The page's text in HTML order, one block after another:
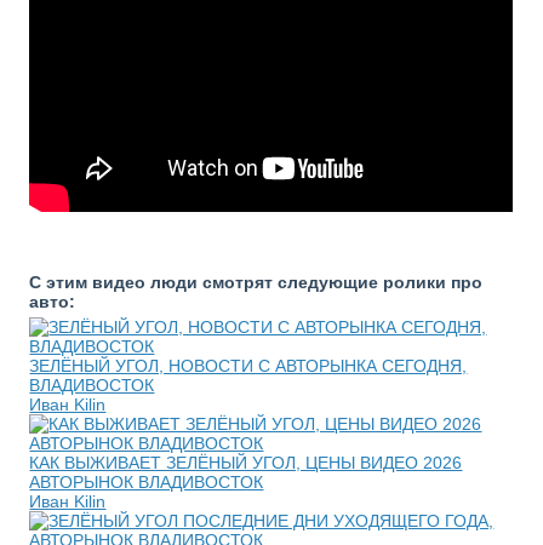
С этим видео люди смотрят следующие ролики про
авто:
ЗЕЛЁНЫЙ УГОЛ, НОВОСТИ С АВТОРЫНКА СЕГОДНЯ,
ВЛАДИВОСТОК
Иван Kilin
КАК ВЫЖИВАЕТ ЗЕЛЁНЫЙ УГОЛ, ЦЕНЫ ВИДЕО 2026
АВТОРЫНОК ВЛАДИВОСТОК
Иван Kilin